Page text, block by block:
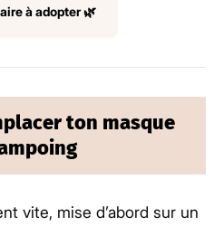
à adopter 🌿
ton masque
vite, mise d’abord sur un